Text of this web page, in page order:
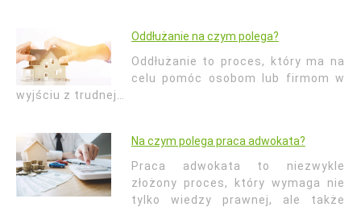
Oddłużanie na czym polega?
Oddłużanie to proces, który ma na
celu pomóc osobom lub firmom w
wyjściu z trudnej…
Na czym polega praca adwokata?
Praca adwokata to niezwykle
złożony proces, który wymaga nie
tylko wiedzy prawnej, ale także